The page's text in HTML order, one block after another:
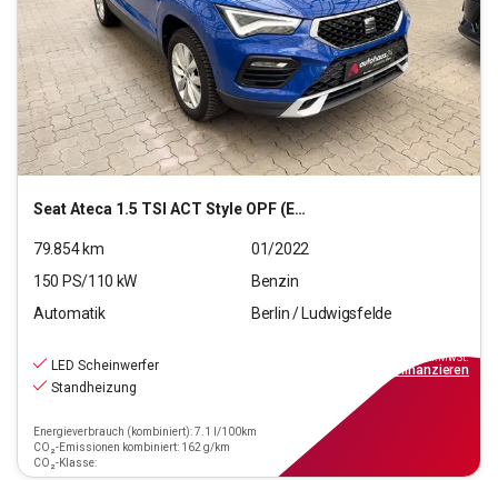
SeatAteca 1.5 TSI ACT Style OPF (EURO 6d)
79.854km
01/2022
150 PS/110 kW
Benzin
Automatik
Berlin / Ludwigsfelde
LED Scheinwerfer
Standheizung
Energieverbrauch (kombiniert): 7.1 l/100km
CO₂-Emissionen kombiniert: 162 g/km
CO₂-Klasse:
inkl.MwSt.
finanzieren